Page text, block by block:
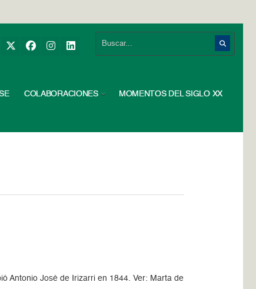
COLABORACIONES MOMENTOS DEL SIGLO XX
Antonio José de Irizarri en 1844. Ver: Marta de